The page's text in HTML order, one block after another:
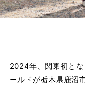
2024年、関東初とな
ールドが栃木県鹿沼